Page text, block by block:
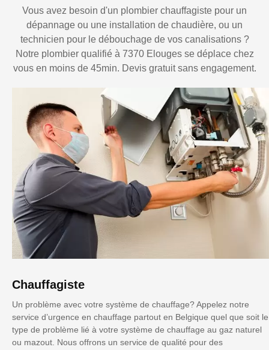
Vous avez besoin d'un plombier chauffagiste pour un
dépannage ou une installation de chaudière, ou un
technicien pour le débouchage de vos canalisations ?
Notre plombier qualifié à 7370 Elouges se déplace chez
vous en moins de 45min. Devis gratuit sans engagement.
Chauffagiste
Un problème avec votre système de chauffage? Appelez notre
service d’urgence en chauffage partout en Belgique quel que soit le
type de problème lié à votre système de chauffage au gaz naturel
ou mazout. Nous offrons un service de qualité pour des